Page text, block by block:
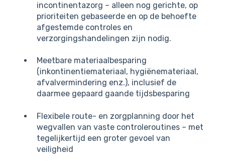
incontinentazorg – alleen nog gerichte, op
prioriteiten gebaseerde en op de behoefte
afgestemde controles en
verzorgingshandelingen zijn nodig.
Meetbare materiaalbesparing
(inkontinentiemateriaal, hygiënemateriaal,
afvalvermindering enz.), inclusief de
daarmee gepaard gaande tijdsbesparing
Flexibele route- en zorgplanning door het
wegvallen van vaste controleroutines – met
tegelijkertijd een groter gevoel van
veiligheid